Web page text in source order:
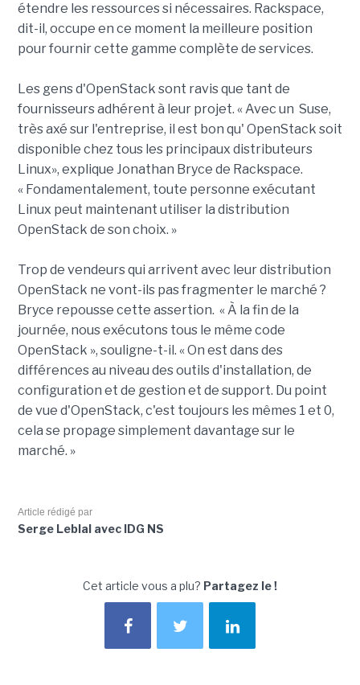
étendre les ressources si nécessaires. Rackspace,
dit-il, occupe en ce moment la meilleure position
pour fournir cette gamme complète de services.
Les gens d'OpenStack sont ravis que tant de
fournisseurs adhérent à leur projet. « Avec un Suse,
très axé sur l'entreprise, il est bon qu' OpenStack soit
disponible chez tous les principaux distributeurs
Linux», explique Jonathan Bryce de Rackspace.
« Fondamentalement, toute personne exécutant
Linux peut maintenant utiliser la distribution
OpenStack de son choix. »
Trop de vendeurs qui arrivent avec leur distribution
OpenStack ne vont-ils pas fragmenter le marché ?
Bryce repousse cette assertion. « À la fin de la
journée, nous exécutons tous le même code
OpenStack », souligne-t-il. « On est dans des
différences au niveau des outils d'installation, de
configuration et de gestion et de support. Du point
de vue d'OpenStack, c'est toujours les mêmes 1 et 0,
cela se propage simplement davantage sur le
marché. »
Article rédigé par
Serge Leblal avec IDG NS
Cet article vous a plu? Partagez le !